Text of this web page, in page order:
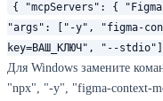
{ "mcpServers": {
"args": ["-y", "figma-
key=ВАШ_КЛЮЧ", "--
Для Windows замените
"npx", "-y", "figma-